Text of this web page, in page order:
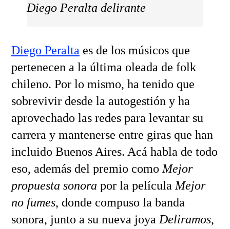
Diego Peralta delirante
Diego Peralta es de los músicos que
pertenecen a la última oleada de folk
chileno. Por lo mismo, ha tenido que
sobrevivir desde la autogestión y ha
aprovechado las redes para levantar su
carrera y mantenerse entre giras que han
incluido Buenos Aires. Acá habla de todo
eso, además del premio como Mejor
propuesta sonora por la película Mejor
no fumes, donde compuso la banda
sonora, junto a su nueva joya Deliramos,